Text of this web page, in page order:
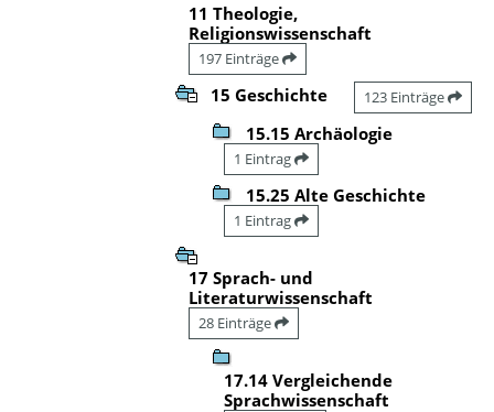
11 Theologie,
Religionswissenschaft
197 Einträge
15 Geschichte 123 Einträge
15.15 Archäologie
1 Eintrag
15.25 Alte Geschichte
1 Eintrag
17 Sprach- und
Literaturwissenschaft
28 Einträge
17.14 Vergleichende
Sprachwissenschaft